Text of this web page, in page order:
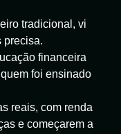
tradicional, vi
precisa.
financeira
foi ensinado
reais, com renda
e começarem a